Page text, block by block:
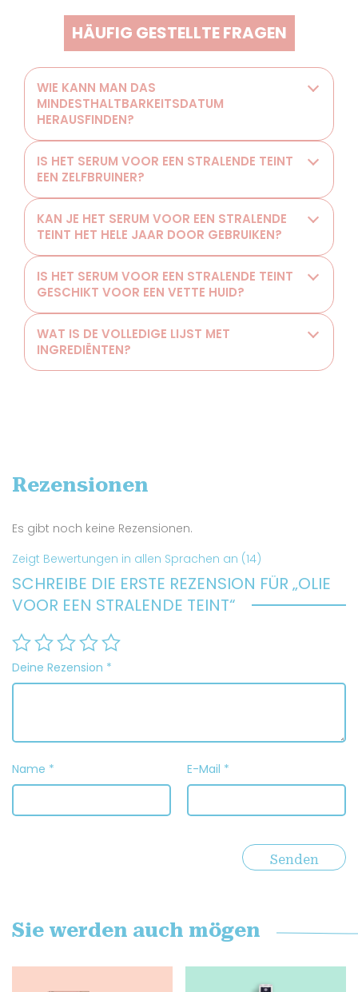
HÄUFIG GESTELLTE FRAGEN
WIE KANN MAN DAS
MINDESTHALTBARKEITSDATUM
HERAUSFINDEN?
IS HET SERUM VOOR EEN STRALENDE TEINT
EEN ZELFBRUINER?
KAN JE HET SERUM VOOR EEN STRALENDE
TEINT HET HELE JAAR DOOR GEBRUIKEN?
IS HET SERUM VOOR EEN STRALENDE TEINT
GESCHIKT VOOR EEN VETTE HUID?
WAT IS DE VOLLEDIGE LIJST MET
INGREDIËNTEN?
Rezensionen
Es gibt noch keine Rezensionen.
Zeigt Bewertungen in allen Sprachen an (14)
SCHREIBE DIE ERSTE REZENSION FÜR „OLIE
VOOR EEN STRALENDE TEINT“
Deine Rezension *
Name * E-Mail *
Sie werden auch mögen